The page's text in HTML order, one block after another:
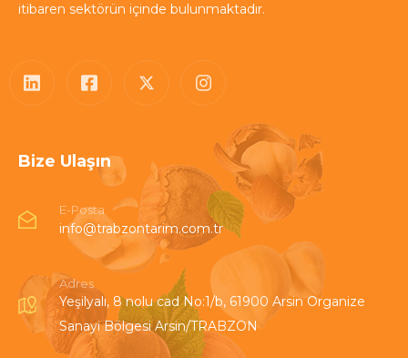
itibaren sektörün içinde bulunmaktadır.
Bize Ulaşın
E-Posta
info@trabzontarim.com.tr
Adres
Yeşilyalı, 8 nolu cad No:1/b, 61900 Arsin Organize
Sanayi Bölgesi Arsin/TRABZON